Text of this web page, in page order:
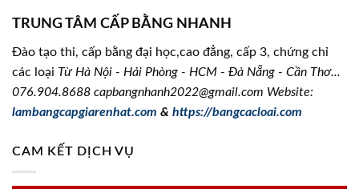
TRUNG TÂM CẤP BẰNG NHANH
Đào tạo thi, cấp bằng đại học,cao đẳng, cấp 3, chứng chỉ
các loại Từ Hà Nội - Hải Phòng - HCM - Đà Nẵng - Cần Thơ...
076.904.8688 capbangnhanh2022@gmail.com Website:
lambangcapgiarenhat.com & https://bangcacloai.com
CAM KẾT DỊCH VỤ